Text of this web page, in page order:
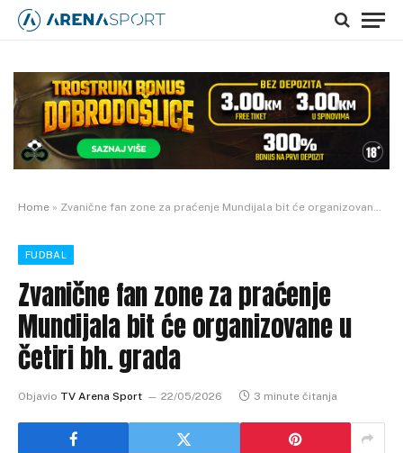
Home » Zvanične fan zone za praćenje Mundijala bit će organizovane u četiri bh. grada
FUDBAL
Zvanične fan zone za praćenje
Mundijala bit će organizovane u
četiri bh. grada
Objavio TV Arena Sport 22/05/2026 3 minute čitanja